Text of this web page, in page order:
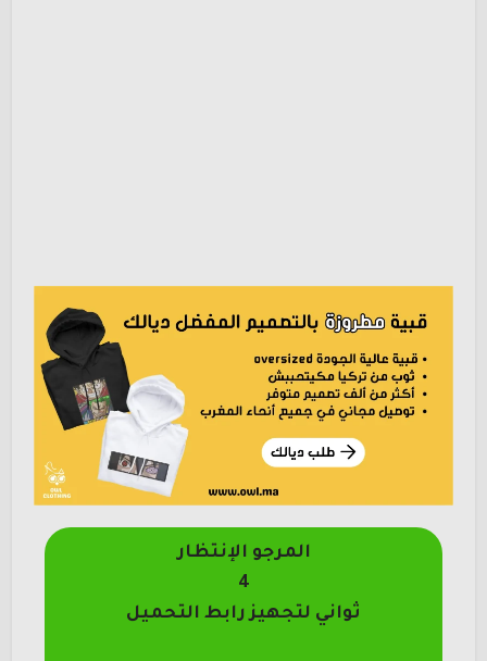
المرجو الإنتظار
4
ثواني لتجهيز رابط التحميل